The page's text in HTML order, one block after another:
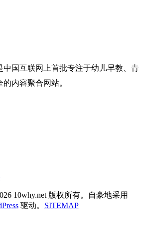
中国互联网上首批专注于幼儿早教、青
内容聚合网站。
10why.net 版权所有。自豪地采用
驱动。 SITEMAP